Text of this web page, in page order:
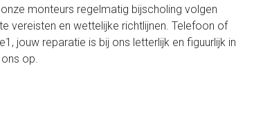
monteurs regelmatig bijscholing volgen
vereisten en wettelijke richtlijnen. Telefoon of
jouw reparatie is bij ons letterlijk en figuurlijk in
op.